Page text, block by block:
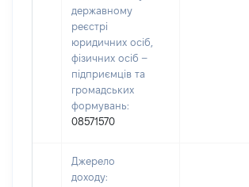
державному
реєстрі
юридичних осіб,
фізичних осіб –
підприємців та
громадських
формувань:
08571570
Джерело
доходу: